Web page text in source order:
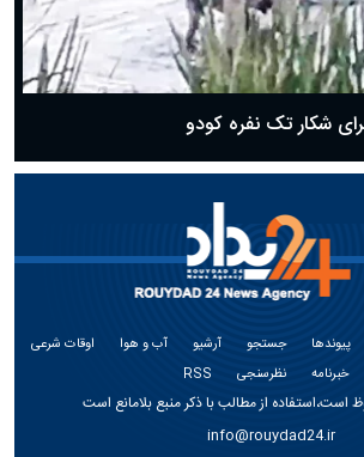
شکار تک نفره کودو
پیوندها جستجو آرشیو آب و هوا
اوقات شرعی
خبرنامه
نظرسنجی RSS
است،استفاده از مطالب با ذکر منبع بلامانع است
info@rouydad24.ir